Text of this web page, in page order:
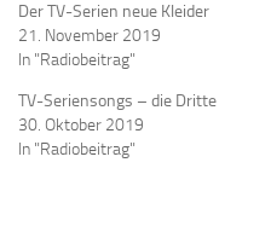
Der TV-Serien neue Kleider
21. November 2019
In "Radiobeitrag"
TV-Seriensongs – die Dritte
30. Oktober 2019
In "Radiobeitrag"